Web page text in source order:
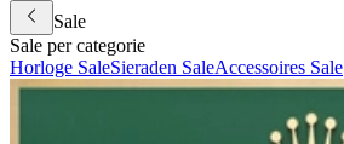
Sale
Sale per categorie
Horloge SaleSieraden SaleAccessoires Sale